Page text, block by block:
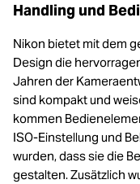
Handling und
Nikon bietet mit dem
Design die
Jahren der
sind kompakt und
kommen
ISO-Einstellung und
wurden, dass sie die
gestalten. Zusätzlich